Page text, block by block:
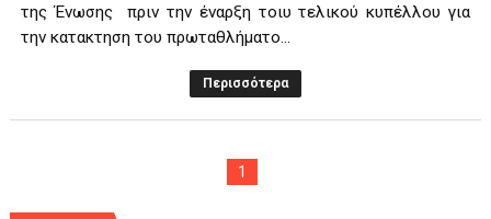
της Ένωσης πριν την έναρξη τοιυ τελικού κυπέλλου για
την κατακτηση του πρωταθλήματο...
Περισσότερα
1